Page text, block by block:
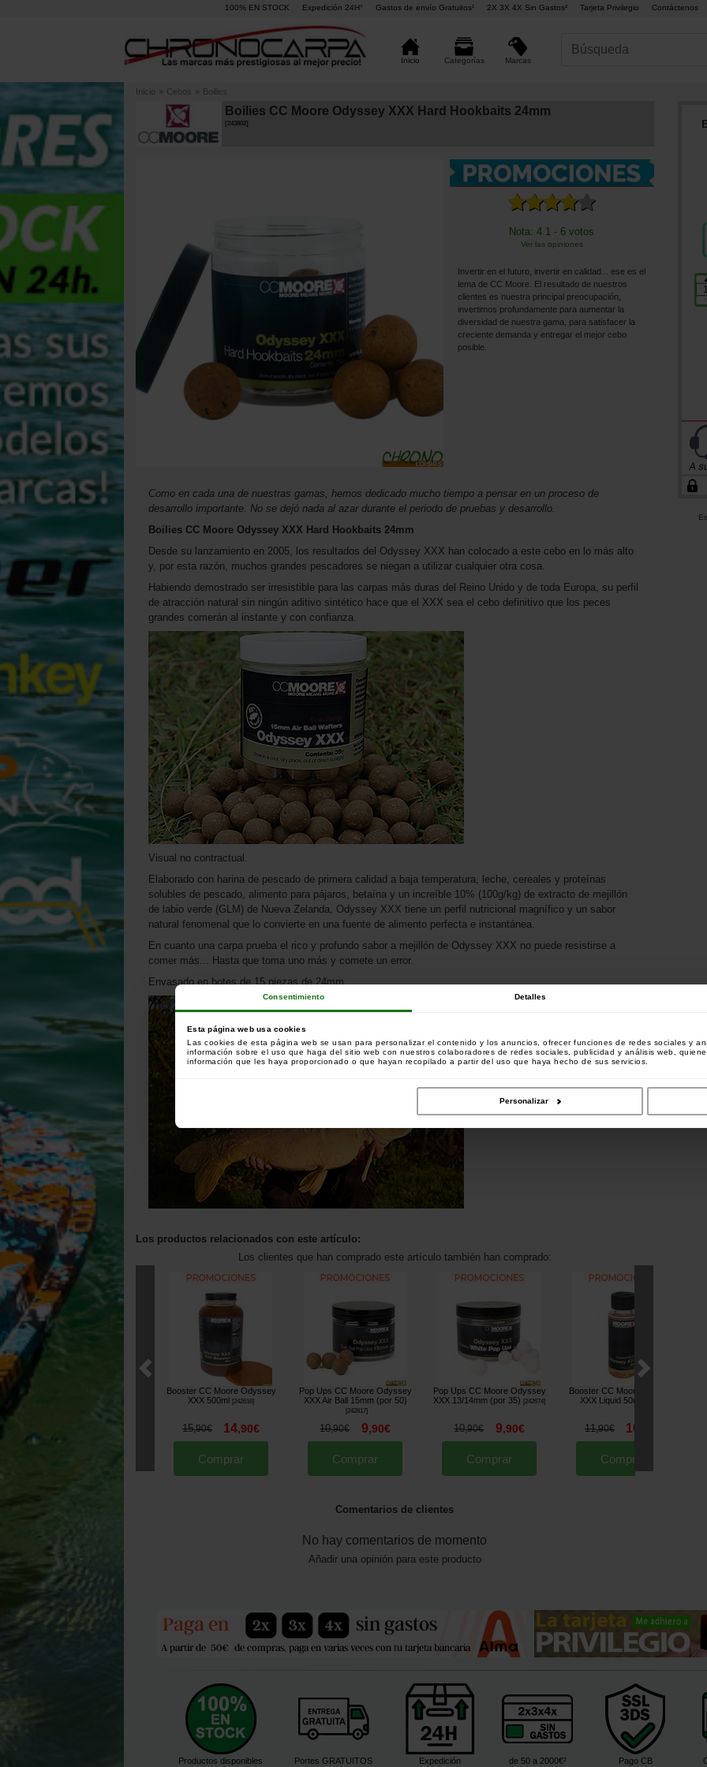
Consentimiento Detalles
Esta página web usa cookies
Las cookies de esta página web se usan para personalizar el contenido y los anuncios, ofrecer funciones de redes sociales y
información sobre el uso que haga del sitio web con nuestros colaboradores de redes sociales, publicidad y análisis web,
información que les haya proporcionado o que hayan recopilado a partir del uso que haya hecho de sus servicios.
Personalizar
100% EN STOCK Expedición 24H° Gastos de envío Gratuitos¹ 2X 3X 4X Sin Gastos² Tarjeta Privilegio Contáctenos
Inicio Categorías Marcas
Inicio » Cebos » Boilies
Boilies CC Moore Odyssey XXX Hard Hookbaits 24mm
243802]
Nota: 4.1 - 6 votos
Ver las opiniones
Invertir en el futuro, invertir en calidad... ese es el
lema de CC Moore. El resultado de nuestros
clientes es nuestra principal preocupación,
invertimos profundamente para aumentar la
diversidad de nuestra gama, para satisfacer la
creciente demanda y entregar el mejor cebo
posible.
▲
Como en cada una de nuestras gamas, hemos dedicado mucho tiempo a pensar en un proceso de
desarrollo importante. No se dejó nada al azar durante el periodo de pruebas y desarrollo.
Boilies CC Moore Odyssey XXX Hard Hookbaits 24mm
Desde su lanzamiento en 2005, los resultados del Odyssey XXX han colocado a este cebo en lo más alto
y, por esta razón, muchos grandes pescadores se niegan a utilizar cualquier otra cosa.
Habiendo demostrado ser irresistible para las carpas más duras del Reino Unido y de toda Europa, su perfil
de atracción natural sin ningún aditivo sintético hace que el XXX sea el cebo definitivo que los peces
grandes comerán al instante y con confianza.
Visual no contractual.
Elaborado con harina de pescado de primera calidad a baja temperatura, leche, cereales y proteínas
solubles de pescado, alimento para pájaros, betaína y un increíble 10% (100g/kg) de extracto de mejillón
de labio verde (GLM) de Nueva Zelanda, Odyssey XXX tiene un perfil nutricional magnífico y un sabor
natural fenomenal que lo convierte en una fuente de alimento perfecta e instantánea.
En cuanto una carpa prueba el rico y profundo sabor a mejillón de Odyssey XXX no puede resistirse a
comer más... Hasta que toma uno más y comete un error.
Envasado en botes de 15 piezas de 24mm.
Los productos relacionados con este artículo:
Los clientes que han comprado este artículo también han comprado:
Booster CC Moore Odyssey
XXX 500ml
[242616]
15,90€ 14,90€
Comprar
Pop Ups CC Moore Odyssey
XXX Air Ball 15mm (por 50)
242617]
10,90€ 9,90€
Comprar
Pop Ups CC Moore Odyssey
XXX 13/14mm (por 35)
[242674]
10,90€ 9,90€
Comprar
Booster CC Moore Odyssey
XXX Liquid 50ml
11,90€ 10
Comprar
Comentarios de clientes
No hay comentarios de momento
Añadir una opinión para este producto
Productos disponibles Portes GRATUITOS Expedición de 50 a 2000€² Pago CB